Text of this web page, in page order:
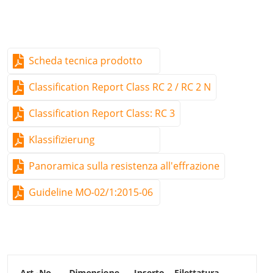
Scheda tecnica prodotto
Classification Report Class RC 2 / RC 2 N
Classification Report Class: RC 3
Klassifizierung
Panoramica sulla resistenza all'effrazione
Guideline MO-02/1:2015-06